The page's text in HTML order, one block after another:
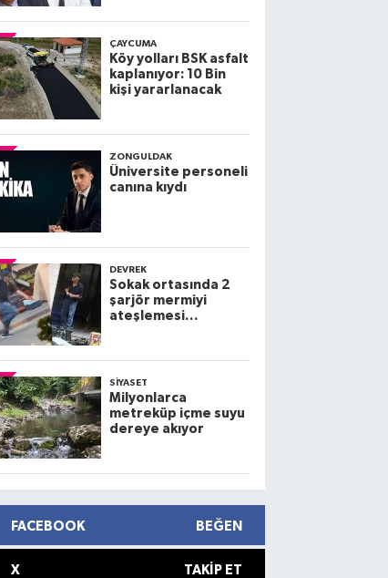
diplomaları
ÇAYCUMA
Köy yolları BSK asfalt
kaplanıyor: 10 Bin
kişi yararlanacak
ZONGULDAK
Üniversite personeli
canına kıydı
DEVREK
Sokak ortasında 2
şarjör mermiyi
ateşlemesi
SIYASET
Milyonlarca
metreküp içme suyu
dereye akıyor
FACEBOOK BEĞEN
X TAKIP ET